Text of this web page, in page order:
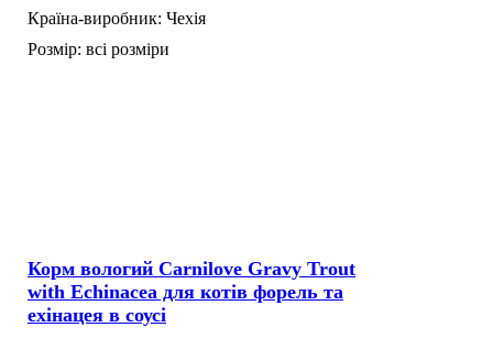
Країна-виробник: Чехія
Розмір: всі розміри
Корм вологий Carnilove Gravy Trout
with Echinacea для котів форель та
ехінацея в соусі